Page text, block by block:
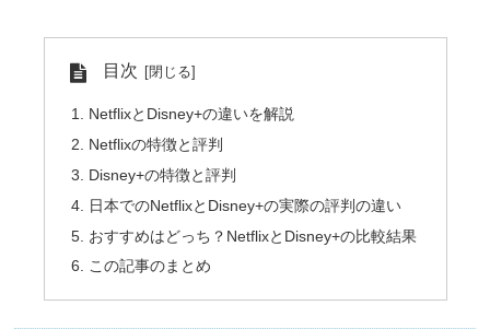
目次
NetflixとDisney+の違いを解説
Netflixの特徴と評判
Disney+の特徴と評判
日本でのNetflixとDisney+の実際の評判の違い
おすすめはどっち？NetflixとDisney+の比較結果
この記事のまとめ